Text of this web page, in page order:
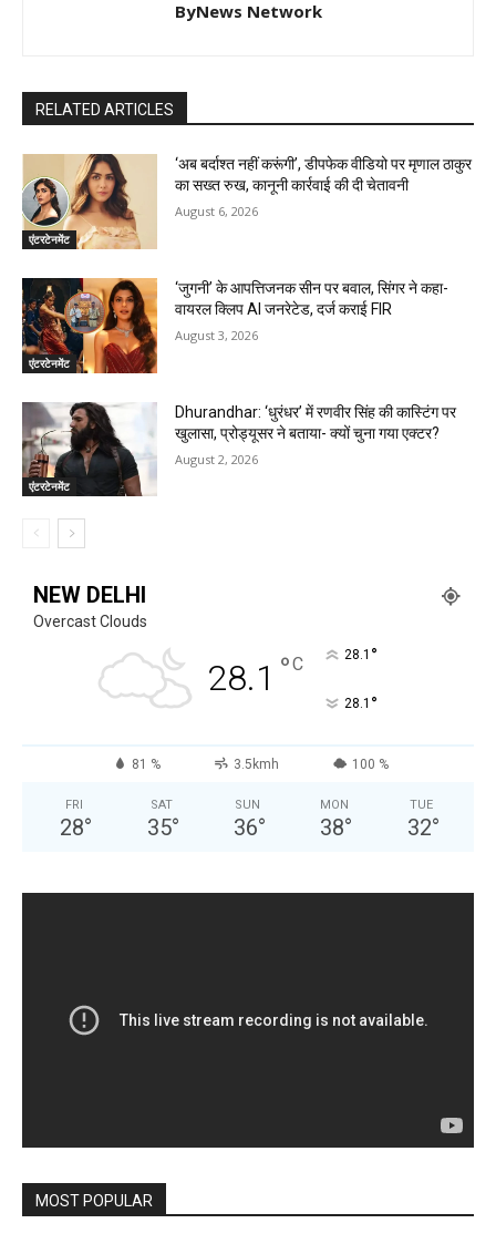
ByNews Network
RELATED ARTICLES
एंटरटेनमेंट
‘अब बर्दाश्त नहीं करूंगी’, डीपफेक वीडियो पर मृणाल ठाकुर
का सख्त रुख, कानूनी कार्रवाई की दी चेतावनी
August 6, 2026
एंटरटेनमेंट
‘जुगनी’ के आपत्तिजनक सीन पर बवाल, सिंगर ने कहा-
वायरल क्लिप AI जनरेटेड, दर्ज कराई FIR
August 3, 2026
एंटरटेनमेंट
Dhurandhar: ‘धुरंधर’ में रणवीर सिंह की कास्टिंग पर
खुलासा, प्रोड्यूसर ने बताया- क्यों चुना गया एक्टर?
August 2, 2026
NEW DELHI
Overcast Clouds
28.1 °C 28.1 °
28.1 °
81 % 3.5kmh 100 %
FRI
28°
SAT
35°
SUN
36°
MON
38°
TUE
32°
MOST POPULAR